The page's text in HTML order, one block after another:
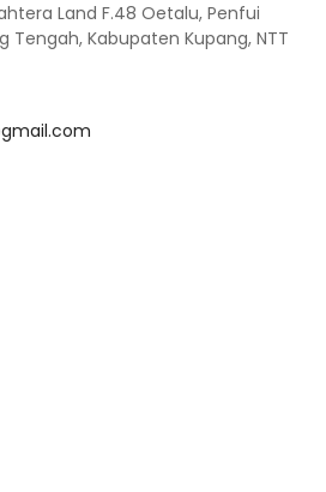
Land F.48 Oetalu, Penfui
Tengah, Kabupaten Kupang, NTT